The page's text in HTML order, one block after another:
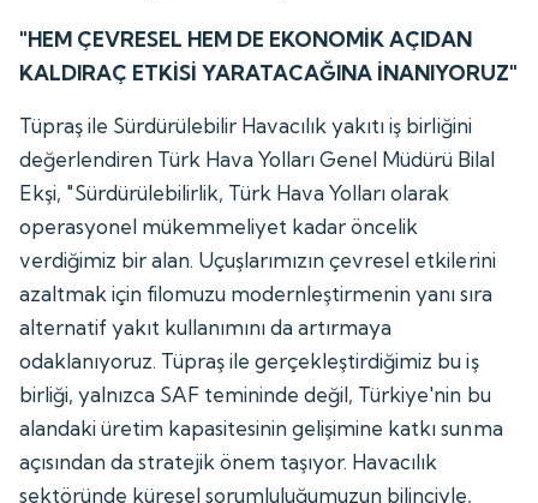
"HEM ÇEVRESEL HEM DE EKONOMİK AÇIDAN
KALDIRAÇ ETKİSİ YARATACAĞINA İNANIYORUZ"
Tüpraş ile Sürdürülebilir Havacılık yakıtı iş birliğini
değerlendiren Türk Hava Yolları Genel Müdürü Bilal
Ekşi, "Sürdürülebilirlik, Türk Hava Yolları olarak
operasyonel mükemmeliyet kadar öncelik
verdiğimiz bir alan. Uçuşlarımızın çevresel etkilerini
azaltmak için filomuzu modernleştirmenin yanı sıra
alternatif yakıt kullanımını da artırmaya
odaklanıyoruz. Tüpraş ile gerçekleştirdiğimiz bu iş
birliği, yalnızca SAF temininde değil, Türkiye'nin bu
alandaki üretim kapasitesinin gelişimine katkı sunma
açısından da stratejik önem taşıyor. Havacılık
sektöründe küresel sorumluluğumuzun bilinciyle,